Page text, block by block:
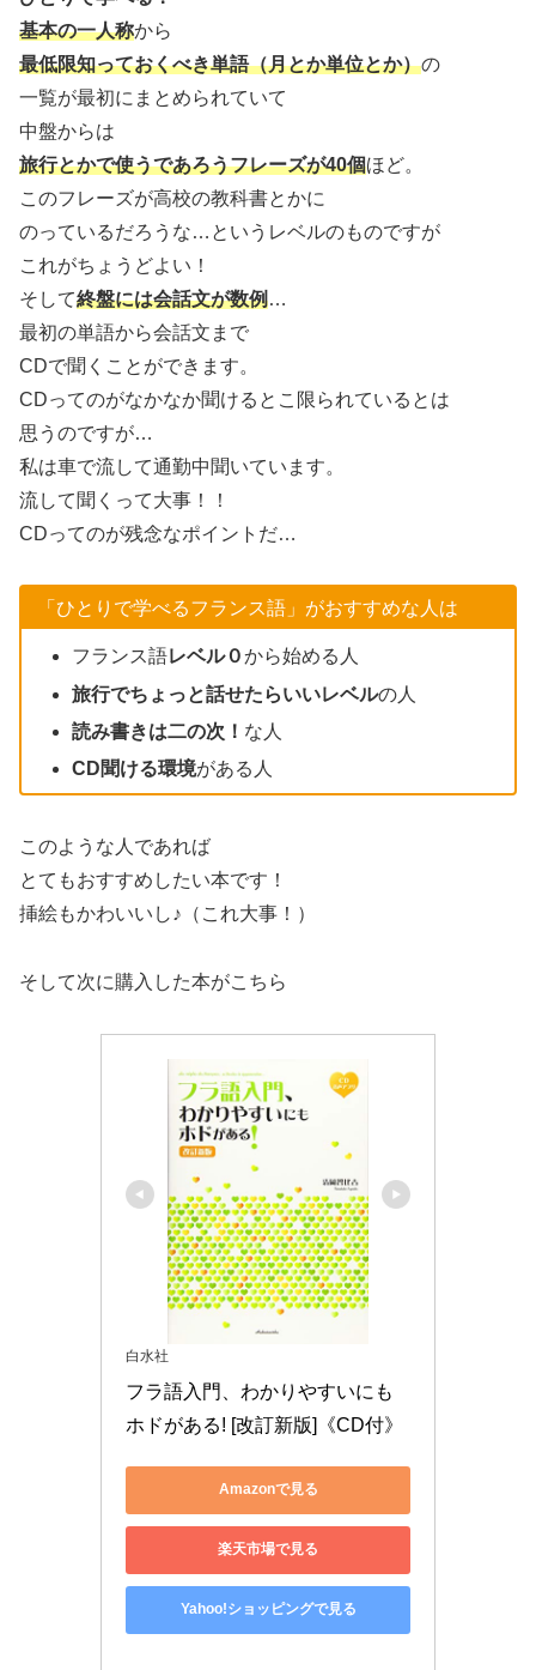
基本の一人称から
最低限知っておくべき単語（月とか単位とか）の
一覧が最初にまとめられていて
中盤からは
旅行とかで使うであろうフレーズが40個ほど。
このフレーズが高校の教科書とかに
のっているだろうな…というレベルのものですが
これがちょうどよい！
そして終盤には会話文が数例…
最初の単語から会話文まで
CDで聞くことができます。
CDってのがなかなか聞けるとこ限られているとは
思うのですが…
私は車で流して通勤中聞いています。
流して聞くって大事！！
CDってのが残念なポイントだ…
「ひとりで学べるフランス語」がおすすめな人は
フランス語レベル０から始める人
旅行でちょっと話せたらいいレベルの人
読み書きは二の次！ な人
CD聞ける環境がある人
このような人であれば
とてもおすすめしたい本です！
挿絵もかわいいし♪（これ大事！）
そして次に購入した本がこちら
白水社
フラ語入門、わかりやすいにも
ホドがある! [改訂新版]《CD付》
Amazonで見る
楽天市場で見る
Yahoo!ショッピングで見る